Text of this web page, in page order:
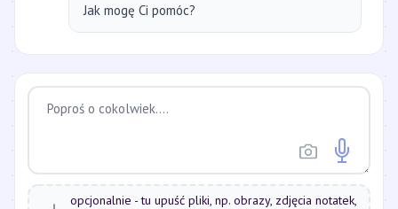
Jak mogę Ci pomóc?
opcjonalnie - tu upuść pliki, np. obrazy, zdjęcia notatek,